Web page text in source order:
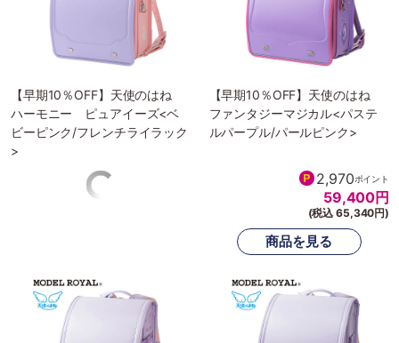
【早期10％OFF】天使のはね
ハーモニー ピュアイーズ<ベ
ビーピンク/フレンチライラック
>
【早期10％OFF】天使のはね
ファンタジーマジカル<パステ
ルパープル/パールピンク>
2,970ポイント
59,400円
(税込 65,340円)